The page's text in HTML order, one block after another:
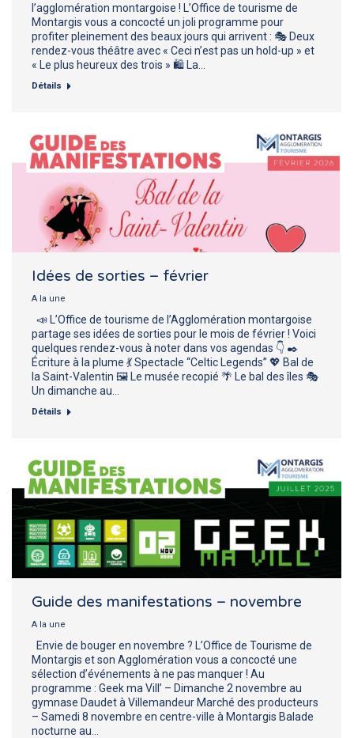
l’agglomération montargoise ! L’Office de tourisme de
Montargis vous a concocté un joli programme pour
profiter pleinement des beaux jours qui arrivent : 🎭 Deux
rendez-vous théâtre avec « Ceci n’est pas un hold-up » et
« Le plus heureux des trois » 🛍️ La…
Détails
Idées de sorties – février
A la une
📣 L’Office de tourisme de l’Agglomération montargoise
partage ses idées de sorties pour le mois de février ! Voici
quelques rendez-vous à noter dans vos agendas 👇 ✒️
Écriture à la plume 💃 Spectacle “Celtic Legends” 💖 Bal de
la Saint-Valentin 🖼️ Le musée recopié 🌴 Le bal des îles 🎭
Un dimanche au…
Détails
Guide des manifestations – novembre
A la une
Envie de bouger en novembre ? L’Office de Tourisme de
Montargis et son Agglomération vous a concocté une
sélection d’événements à ne pas manquer ! Au
programme : Geek ma Vill’ – Dimanche 2 novembre au
gymnase Daudet à Villemandeur Marché des producteurs
– Samedi 8 novembre en centre-ville à Montargis Balade
nocturne au…